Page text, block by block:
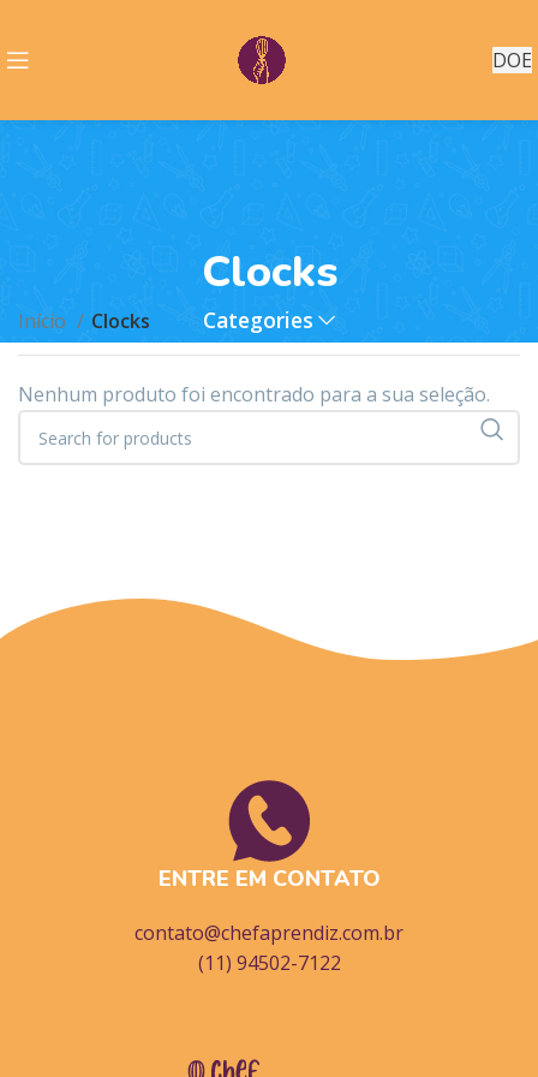
DOE
Clocks
Categories
Início Clocks
Nenhum produto foi encontrado para a sua seleção.
ENTRE EM CONTATO
contato@chefaprendiz.com.br
(11) 94502-7122